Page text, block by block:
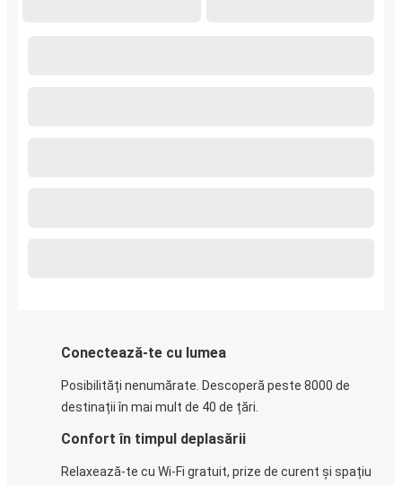
Conectează-te cu lumea
Posibilități nenumărate. Descoperă peste 8000 de
destinații în mai mult de 40 de țări.
Confort în timpul deplasării
Relaxează-te cu Wi-Fi gratuit, prize de curent și spațiu